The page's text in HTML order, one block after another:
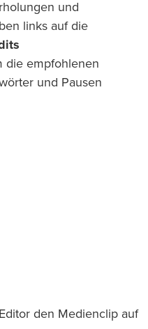
und
links auf die
die empfohlenen
und Pausen
den Medienclip auf